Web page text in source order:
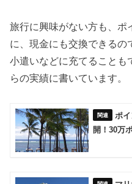
旅行に興味がない方も、ポ
に、現金にも交換できるの
小遣いなどに充てることも
らの実績に書いています。
ポ
開！30万